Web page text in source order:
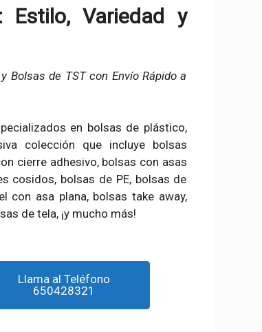
Estilo, Variedad y
Bolsas de TST con Envío Rápido a
en bolsas de plástico,
colección que incluye bolsas
cierre adhesivo, bolsas con asas
cosidos, bolsas de PE, bolsas de
con asa plana, bolsas take away,
de tela, ¡y mucho más!
Llama al Teléfono
650428321